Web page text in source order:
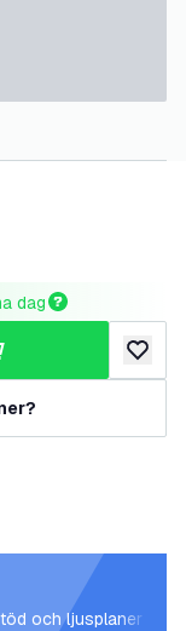
dag
lägg
och ljusplaner